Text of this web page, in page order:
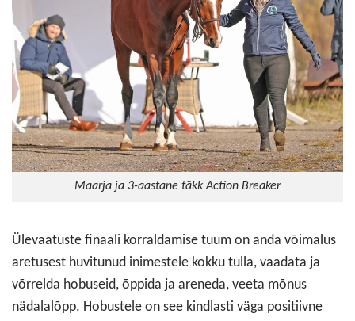
Maarja ja 3-aastane täkk Action Breaker
Ülevaatuste finaali korraldamise tuum on anda võimalus
aretusest huvitunud inimestele kokku tulla, vaadata ja
võrrelda hobuseid, õppida ja areneda, veeta mõnus
nädalalõpp. Hobustele on see kindlasti väga positiivne